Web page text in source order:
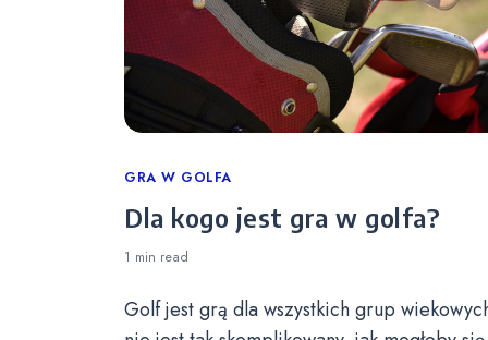
Categories
GRA W GOLFA
Dla kogo jest gra w golfa?
1 min read
Golf jest grą dla wszystkich grup